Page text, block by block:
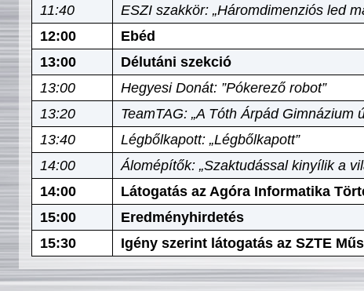
11:40
ESZI szakkör: „Háromdimenziós led
12:00
Ebéd
13:00
Délutáni szekció
13:00
Hegyesi Donát: ”Pókerező robot”
13:20
TeamTAG: „A Tóth Árpád Gimnázium
13:40
Légbőlkapott: „Légbőlkapott”
14:00
Álomépítők: „Szaktudással kinyílik a
14:00
Látogatás az Agóra Informatika
15:00
Eredményhirdetés
15:30
Igény szerint látogatás az SZTE